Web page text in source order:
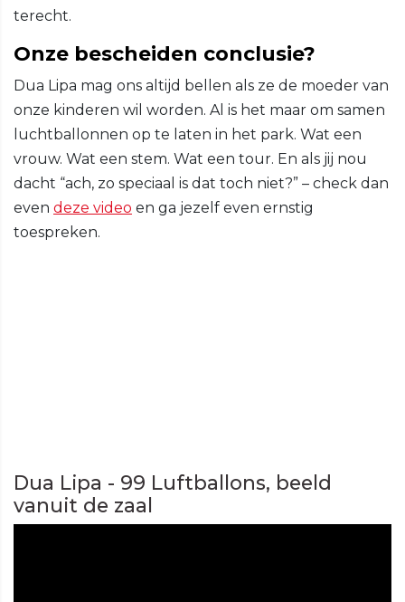
terecht.
Onze bescheiden conclusie?
Dua Lipa mag ons altijd bellen als ze de moeder van
onze kinderen wil worden. Al is het maar om samen
luchtballonnen op te laten in het park. Wat een
vrouw. Wat een stem. Wat een tour. En als jij nou
dacht “ach, zo speciaal is dat toch niet?” – check dan
even deze video en ga jezelf even ernstig
toespreken.
Dua Lipa - 99 Luftballons, beeld
vanuit de zaal